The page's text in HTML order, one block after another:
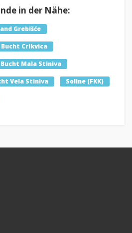
in der Nähe:
Grebišće
Bucht Crikvica
Bucht Mala Stiniva
Vela Stiniva Soline (FKK)